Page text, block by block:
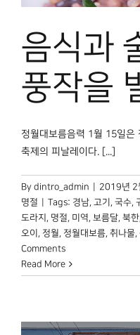
음식과
풍작을
정월대보름음력 1월 15일은
축제의 피날레이다. [...]
By dintro_admin 2019년 2
명절
Tags: 경남, 고기 , 국수,
도라지 , 명절, 미역, 보름달, 북한
오이 , 정월, 정월대보름, 취나물,
Comments
Read More